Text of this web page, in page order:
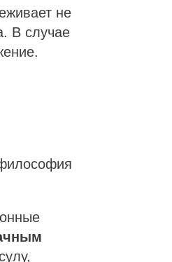
не
В случае